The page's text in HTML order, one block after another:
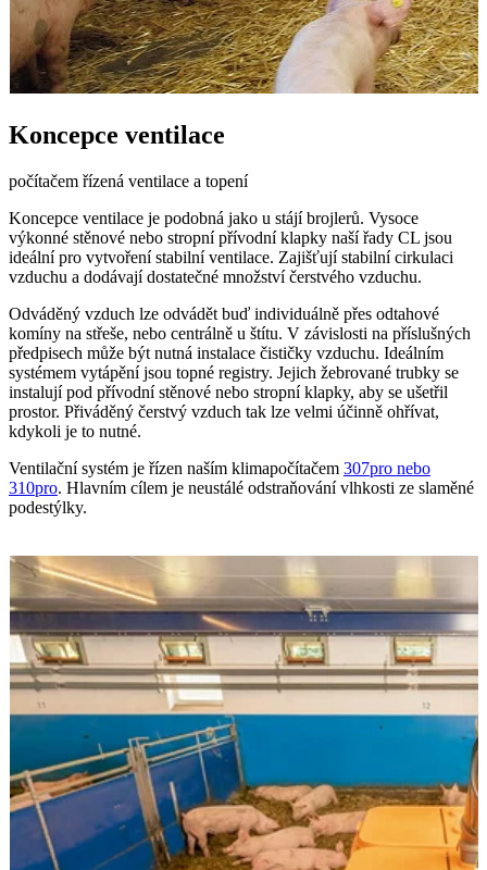
Koncepce ventilace
počítačem řízená ventilace a topení
Koncepce ventilace je podobná jako u stájí brojlerů. Vysoce
výkonné stěnové nebo stropní přívodní klapky naší řady CL jsou
ideální pro vytvoření stabilní ventilace. Zajišťují stabilní cirkulaci
vzduchu a dodávají dostatečné množství čerstvého vzduchu.
Odváděný vzduch lze odvádět buď individuálně přes odtahové
komíny na střeše, nebo centrálně u štítu. V závislosti na příslušných
předpisech může být nutná instalace čističky vzduchu. Ideálním
systémem vytápění jsou topné registry. Jejich žebrované trubky se
instalují pod přívodní stěnové nebo stropní klapky, aby se ušetřil
prostor. Přiváděný čerstvý vzduch tak lze velmi účinně ohřívat,
kdykoli je to nutné.
Ventilační systém je řízen naším klima­počítačem 307pro nebo
310pro. Hlavním cílem je neustálé odstraňování vlhkosti ze slaměné
podestýlky.